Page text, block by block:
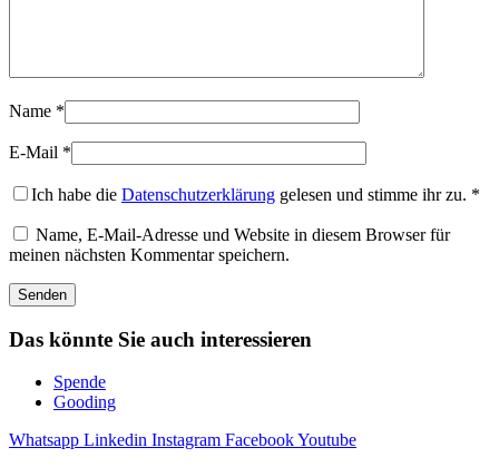
Name *
E-Mail *
Ich habe die Datenschutzerklärung gelesen und stimme ihr zu. *
Name, E-Mail-Adresse und Website in diesem Browser für
meinen nächsten Kommentar speichern.
Das könnte Sie auch interessieren
Spende
Gooding
Whatsapp Linkedin Instagram FacebookYoutube